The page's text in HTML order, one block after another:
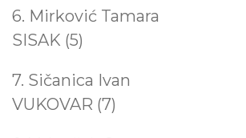
Uredbe
Odluke
ustavnog
suda
6. Mirković
SISAK (5)
7. Sičanica
VUKOVAR (7)